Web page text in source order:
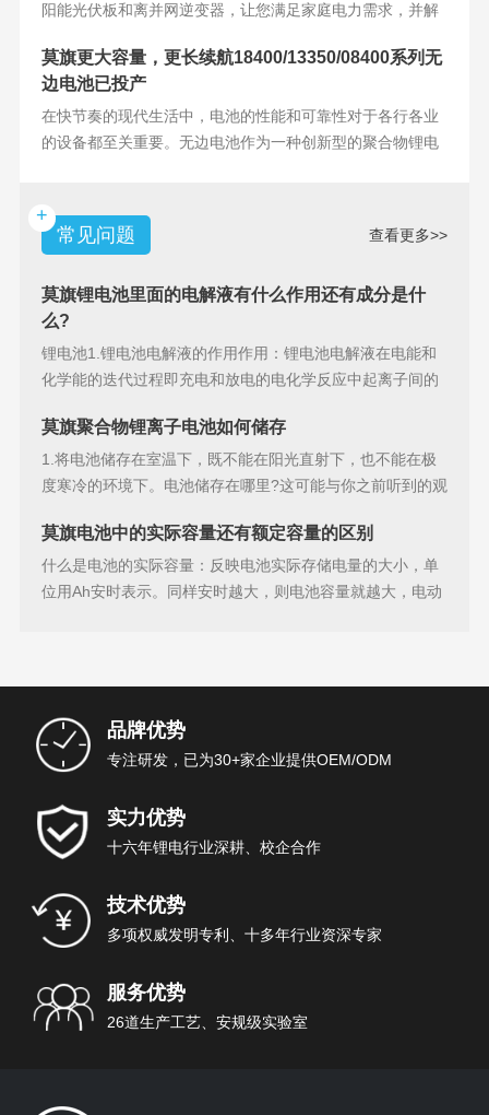
阳能光伏板和离并网逆变器，让您满足家庭电力需求，并解
莫旗更大容量，更长续航18400/13350/08400系列无
边电池已投产
在快节奏的现代生活中，电池的性能和可靠性对于各行各业
的设备都至关重要。无边电池作为一种创新型的聚合物锂电
+
常见问题
查看更多>>
莫旗锂电池里面的电解液有什么作用还有成分是什
么?
锂电池1.锂电池电解液的作用作用：锂电池电解液在电能和
化学能的迭代过程即充电和放电的电化学反应中起离子间的
莫旗聚合物锂离子电池如何储存
1.将电池储存在室温下，既不能在阳光直射下，也不能在极
度寒冷的环境下。电池储存在哪里?这可能与你之前听到的观
莫旗电池中的实际容量还有额定容量的区别
什么是电池的实际容量：反映电池实际存储电量的大小，单
位用Ah安时表示。同样安时越大，则电池容量就越大，电动
品牌优势
专注研发，已为30+家企业提供OEM/ODM
实力优势
十六年锂电行业深耕、校企合作
技术优势
多项权威发明专利、十多年行业资深专家
服务优势
26道生产工艺、安规级实验室